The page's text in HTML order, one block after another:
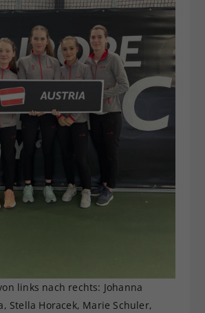
links nach rechts: Johanna
Stella Horacek, Marie Schuler,